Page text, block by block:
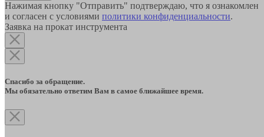
Нажимая кнопку "Отправить" подтверждаю, что я ознакомлен
и согласен с условиями политики конфиденциальности.
Заявка на прокат инструмента
Спасибо за обращение.
Мы обязательно ответим Вам в самое ближайшее время.